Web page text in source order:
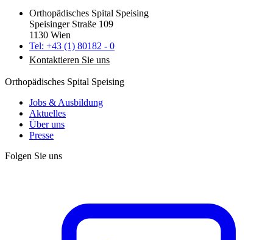
Orthopädisches Spital Speising
Speisinger Straße 109
1130 Wien
Tel: +43 (1) 80182 - 0
Kontaktieren Sie uns
Orthopädisches Spital Speising
Jobs & Ausbildung
Aktuelles
Über uns
Presse
Folgen Sie uns